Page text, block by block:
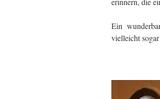
Ein
vielleicht